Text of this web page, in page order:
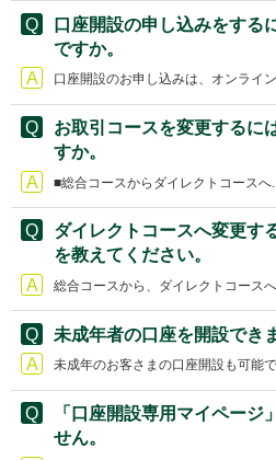
口座開設の申し込みをする
ですか。
口座開設のお申し込みは、オンライ
お取引コースを変更するに
すか。
■総合コースからダイレクトコースへ...
ダイレクトコースへ変更す
を教えてください。
総合コースから、ダイレクトコース
未成年者の口座を開設でき
未成年のお客さまの口座開設も可能
「口座開設専用マイページ
せん。